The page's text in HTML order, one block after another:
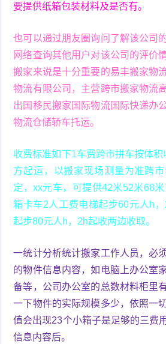
要提供纸箱包装材料及是否有。
也可以通过朋友圈询问了解该公司
网络查询其他用户对该公司的评价
搬家来说是十分重要的易丰搬家物
物流有限公司，主营跨市搬家物流
出国移民搬家国际物流国际快递办
物流仓储轿车托运。
收费标准如下1车费跨市拼车按体
方起运，以搬家现场测量为准跨
定，xx元车，可提供42米52米68
箱卡车2人工费电梯起步60元人h
起步80元人h，2h起收两边收取。
一统计分析统计搬家工作人员，必
的物件信息内容，如电脑上办公室
备等，公司办公室的总数材料柜里
一下物件的实际规模多少，依照一
值会出现23个小箱子是足够的三费
信息内容后。